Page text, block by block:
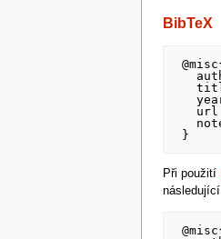
BibTeX
@misc{ wiki:xxx,
   title = "Ergonomická kvalita --- ",
   year = "2014",
Při použití
@misc{ wiki:xxx,